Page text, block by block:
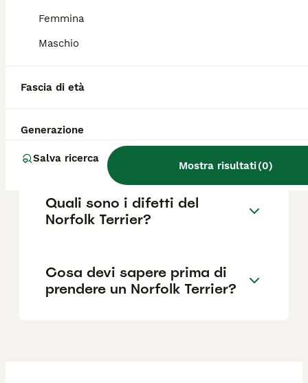
Femmina
Maschio
Fascia di età
Generazione
Salva ricerca
Mostra risultati(0)
dell'allevatore e la posizione.
Norfolk Terrier?
Qual è il carattere del
Norfolk Terrier?
Quali sono i difetti del
Norfolk Terrier?
Cosa devi sapere prima di
prendere un Norfolk Terrier?